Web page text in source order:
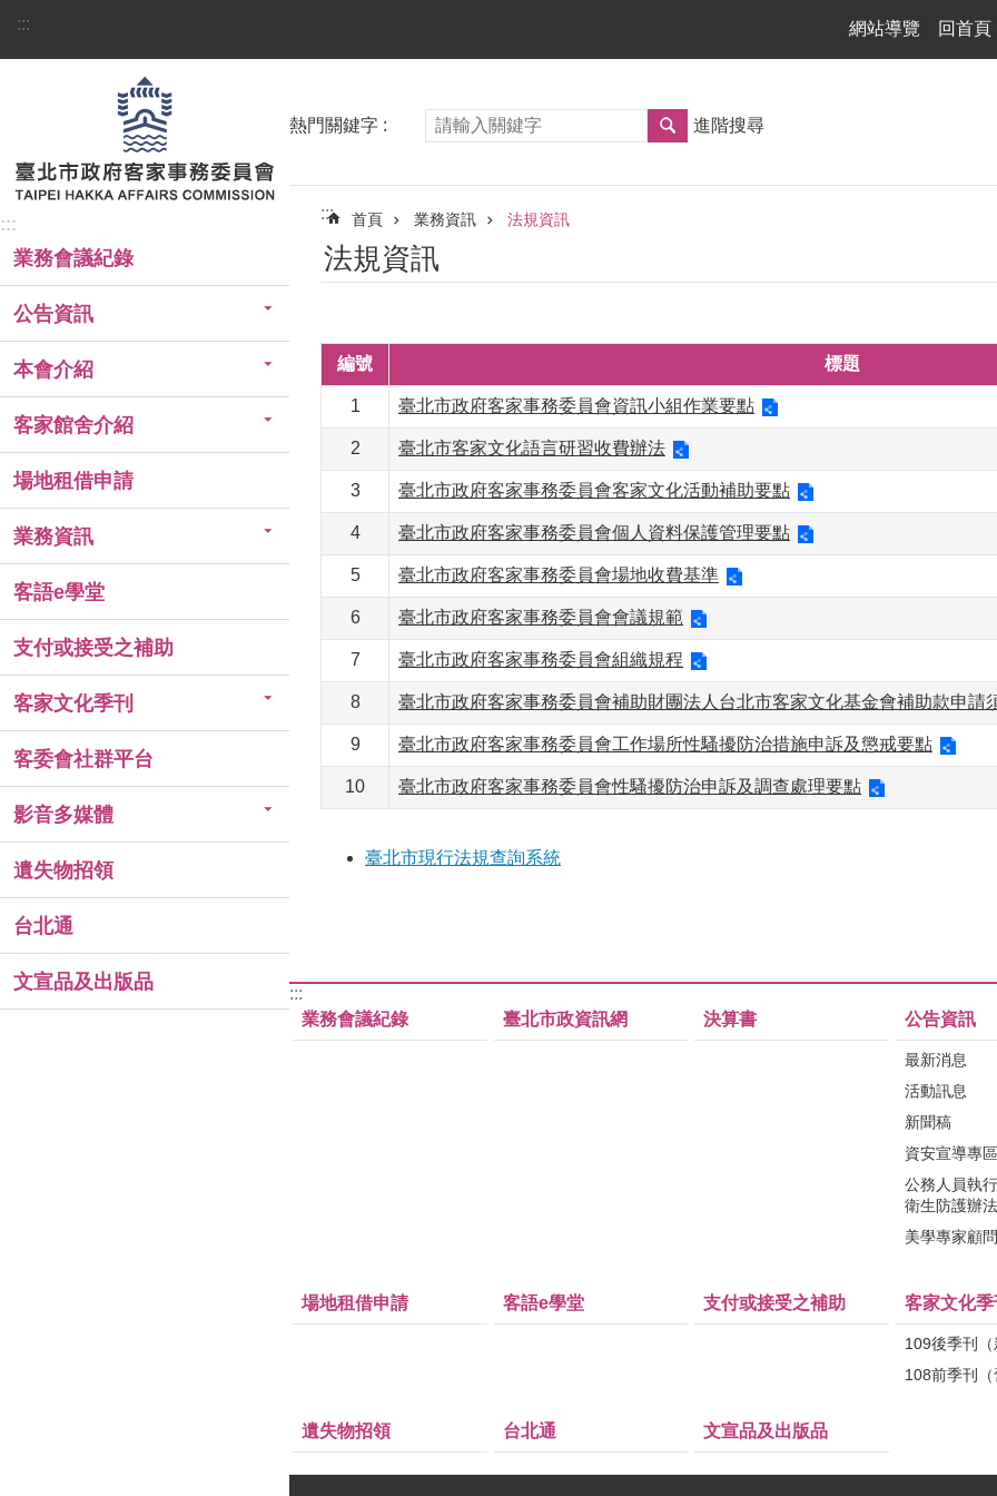
跳到主要內容區塊
::: 網站導覽 回首頁
:::
業務會議紀錄
公告資訊
本會介紹
客家館舍介紹
場地租借申請
業務資訊
客語e學堂
支付或接受之補助
客家文化季刊
客委會社群平台
影音多媒體
遺失物招領
台北通
文宣品及出版品
熱門關鍵字 進階搜尋
::: 首頁 業務資訊 法規資訊
法規資訊
編號 標題
1 臺北市政府客家事務委員會資訊小組作業要點
2 臺北市客家文化語言研習收費辦法
3 臺北市政府客家事務委員會客家文化活動補助要點
4 臺北市政府客家事務委員會個人資料保護管理要點
5 臺北市政府客家事務委員會場地收費基準
6 臺北市政府客家事務委員會會議規範
7 臺北市政府客家事務委員會組織規程
8 臺北市政府客家事務委員會補助財團法人台北市客家文化基金會補助款申請
9 臺北市政府客家事務委員會工作場所性騷擾防治措施申訴及懲戒要點
10 臺北市政府客家事務委員會性騷擾防治申訴及調查處理要點
臺北市現行法規查詢系統
:::
業務會議紀錄
臺北市政資訊網 決算書 公告資訊
最新消息
活動訊息
新聞稿
資安宣導專區
公務人員執
衛生防護辦
美學專家顧問
場地租借申請 客語e學堂 支付或接受之補助 客家文化季
109後季刊（
108前季刊（
遺失物招領 台北通 文宣品及出版品